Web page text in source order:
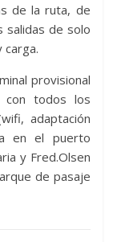
de la ruta, de
salidas de solo
provisional
con todos los
adaptación
en el puerto
y Fred.Olsen
de pasaje